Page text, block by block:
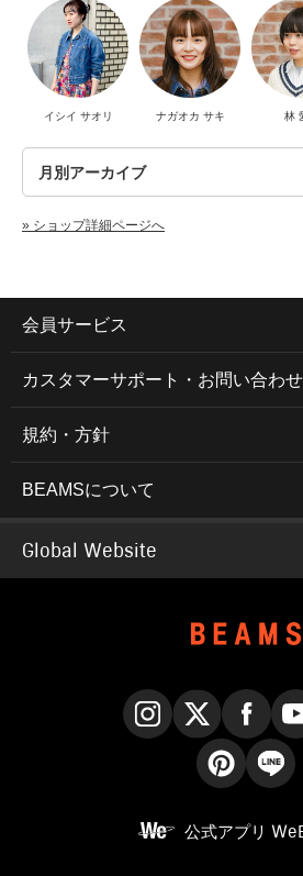
イシイ サオリ ナガオカ サキ 林
» ショップ詳細ページへ
会員サービス
カスタマーサポート・お問い合わせ
規約・方針
BEAMSについて
Global Website
公式アプリ